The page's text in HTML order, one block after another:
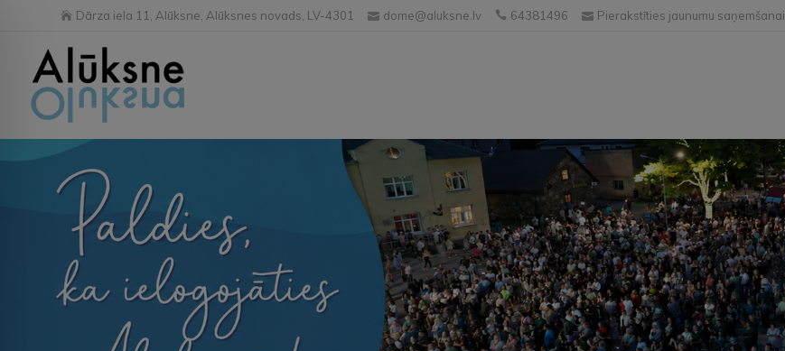
Dārza iela 11, Alūksne, Alūksnes novads, LV-4301 dome@aluksne.lv 64381496 Pierakstīties jaunumu saņemšanai